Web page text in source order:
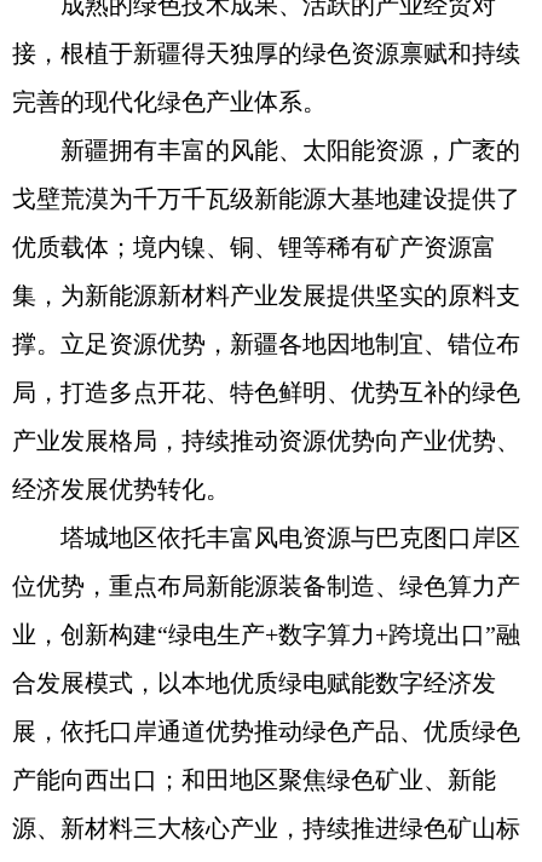
接，根植于新疆得天独厚的绿色资源禀赋和持续
完善的现代化绿色产业体系。
新疆拥有丰富的风能、太阳能资源，广袤的
戈壁荒漠为千万千瓦级新能源大基地建设提供了
优质载体；境内镍、铜、锂等稀有矿产资源富
集，为新能源新材料产业发展提供坚实的原料支
撑。立足资源优势，新疆各地因地制宜、错位布
局，打造多点开花、特色鲜明、优势互补的绿色
产业发展格局，持续推动资源优势向产业优势、
经济发展优势转化。
塔城地区依托丰富风电资源与巴克图口岸区
位优势，重点布局新能源装备制造、绿色算力产
业，创新构建“绿电生产+数字算力+跨境出口”融
合发展模式，以本地优质绿电赋能数字经济发
展，依托口岸通道优势推动绿色产品、优质绿色
产能向西出口；和田地区聚焦绿色矿业、新能
源、新材料三大核心产业，持续推进绿色矿山标